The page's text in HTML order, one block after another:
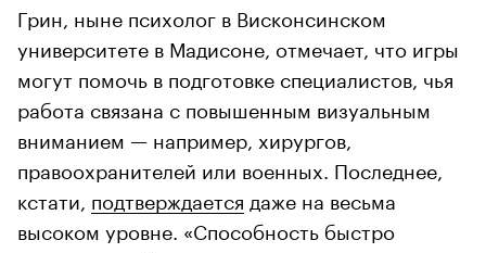
Грин, ныне психолог в Висконсинском
университете в Мадисоне, отмечает, что игры
могут помочь в подготовке специалистов, чья
работа связана с повышенным визуальным
вниманием — например, хирургов,
правоохранителей или военных. Последнее,
кстати, подтверждается даже на весьма
высоком уровне. «Способность быстро